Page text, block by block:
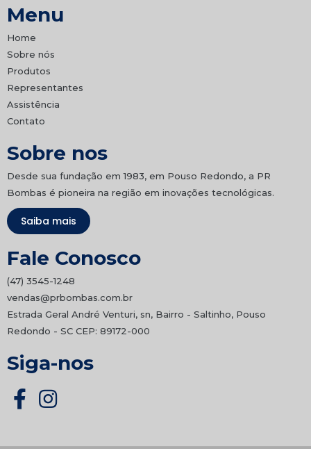
Menu
Home
Sobre nós
Produtos
Representantes
Assistência
Contato
Sobre nos
Desde sua fundação em 1983, em Pouso Redondo, a PR
Bombas é pioneira na região em inovações tecnológicas.
Saiba mais
Fale Conosco
(47) 3545-1248
vendas@prbombas.com.br
Estrada Geral André Venturi, sn, Bairro - Saltinho, Pouso
Redondo - SC CEP: 89172-000
Siga-nos
F
a
I